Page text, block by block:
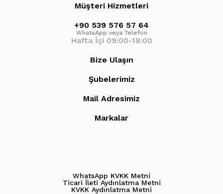
Müşteri Hizmetleri
+90 539 576 57 64
WhatsApp veya Telefon
Hafta İçi 09:00-18:00
Bize Ulaşın
Şubelerimiz
Mail Adresimiz
Markalar
KVKK Aydınlatma Metni
Ticari İleti Aydınlatma Metni
WhatsApp KVKK Metni